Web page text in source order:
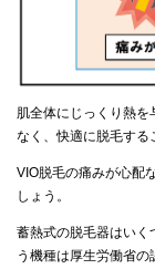
肌全体にじっくり熱
なく、快適に脱毛する
VIO脱毛の痛みが心配
しょう。
蓄熱式の脱毛器はいく
う機種は厚生労働省